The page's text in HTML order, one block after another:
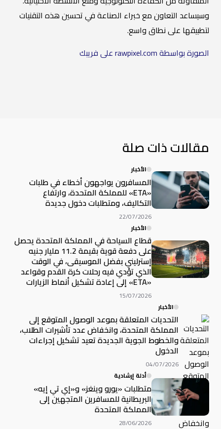
وسيساعد التعاون مع خبراء الصناعة في تحسين هذه التقنيات
لتطبيقها على نطاق واسع.
الصورة بواسطة rawpixel.com على فريبك
مقالات ذات صلة
الأخبار
المسافرون يواجهون أخطاء في طلبات
«ETA» للمملكة المتحدة، وارتفاع
التكاليف، ومتطلبات دخول جديدة
22/07/2026
الأخبار
قطاع السياحة في المملكة المتحدة يحصل
على دفعة قوية بقيمة 11.2 مليار جنيه
إسترليني بفضل الموسيقى، في الوقت
الذي تؤدي فيه رحلات كرة القدم وقواعد
«ETA» إلى إعادة تشكيل أنماط الزيارات
15/07/2026
الأخبار
التحديات المتعلقة بموعد الوصول المتوقع إلى
المملكة المتحدة، وانخفاض عدد تأشيرات الطلاب،
والخطوط الجوية الجديدة تعيد تشكيل إجراءات
الدخول
04/07/2026
أدلة إرشادية
متطلبات «يورو وينغز» و«إي تي إيه»
البريطانية للمسافرين المتجهين إلى
المملكة المتحدة
28/06/2026